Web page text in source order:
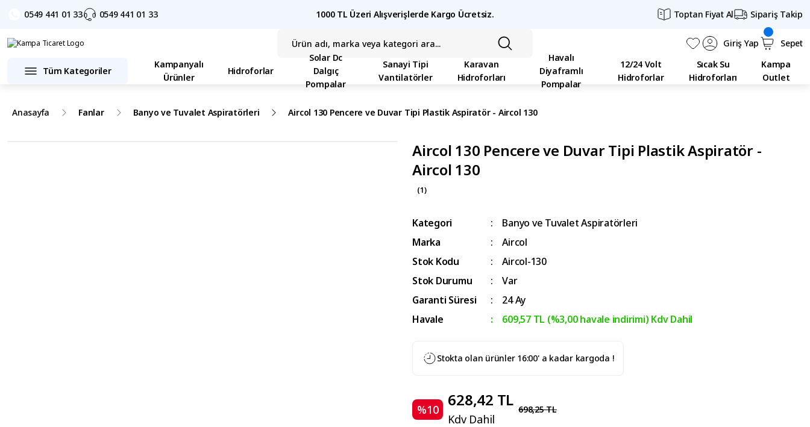
0549 441 01 33 0549 441 01 33 1000 TL Üzeri Alışverişlerde Kargo Ücretsiz. Toptan Fiyat Al Sipariş Takip
Giriş Yap Sepet
Tüm Kategoriler
Kampanyalı
Ürünler
Hidroforlar
Solar Dc
Dalgıç
Pompalar
Sanayi Tipi
Vantilatörler
Karavan
Hidroforları
Havalı
Diyaframlı
Pompalar
12/24 Volt
Hidroforlar
Sıcak Su
Hidroforları
Kampa
Outlet
Anasayfa Fanlar Banyo ve Tuvalet Aspiratörleri Aircol 130 Pencere ve Duvar Tipi Plastik Aspiratör - Aircol 130
Aircol 130 Pencere ve Duvar Tipi Plastik Aspiratör -
Aircol 130
(1)
Kategori
Banyo ve Tuvalet Aspiratörleri
Marka
Aircol
Stok Kodu
Aircol-130
Stok Durumu
Var
Garanti Süresi
24 Ay
Havale
609,57 TL (%3,00 havale indirimi) Kdv Dahil
Stokta olan ürünler 16:00' a kadar kargoda !
%10 628,42 TL
Kdv Dahil
698,25 TL